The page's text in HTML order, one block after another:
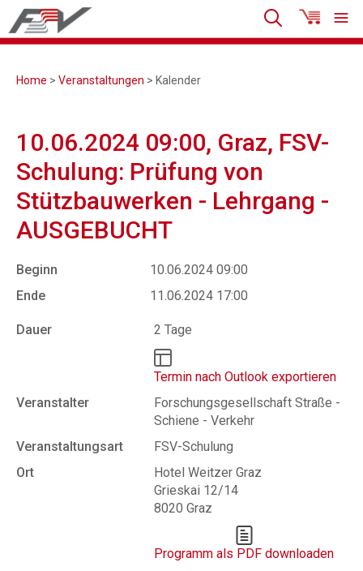
Home > Veranstaltungen > Kalender
10.06.2024 09:00, Graz, FSV-
Schulung: Prüfung von
Stützbauwerken - Lehrgang -
AUSGEBUCHT
Beginn
10.06.2024 09:00
Ende
11.06.2024 17:00
Dauer 2 Tage
Termin nach Outlook exportieren
Veranstalter
Forschungsgesellschaft Straße -
Schiene - Verkehr
Veranstaltungsart
FSV-Schulung
Ort
Hotel Weitzer Graz
Grieskai 12/14
8020 Graz
Programm als PDF downloaden